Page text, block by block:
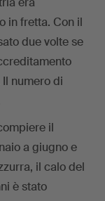
in fretta. Con il
due volte se
numero di
il
a giugno e
il calo del
è stato